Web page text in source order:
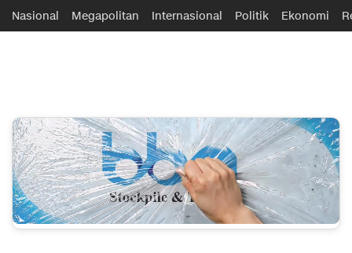
ifakta.co
#pastibenar
Nasional Megapolitan Internasional Politik Ekonomi